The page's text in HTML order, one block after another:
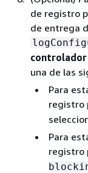
de registro
de entrega
una de las
Para
registro
Para
registro